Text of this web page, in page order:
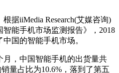
iiMedia Research(艾媒咨询)
智能手机市场监测报告》，2018
国的智能手机市场。
，中国智能手机的出货量共
量占比为10.6%，落到了第五